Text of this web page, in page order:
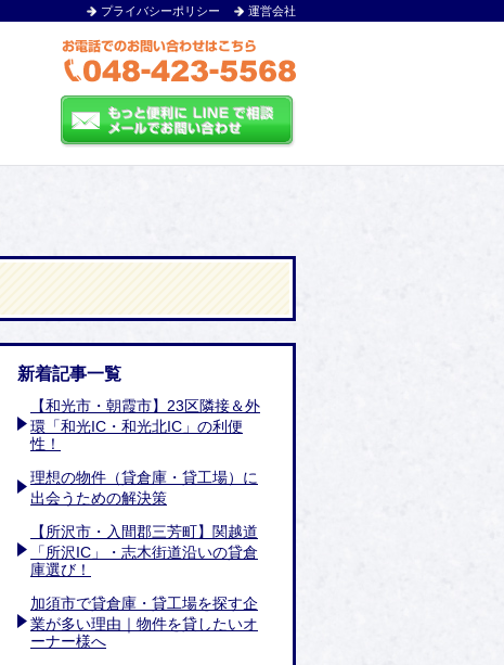
プライバシーポリシー 運営会社
新着記事一覧
【和光市・朝霞市】23区隣接＆外
環「和光IC・和光北IC」の利便
性！
理想の物件（貸倉庫・貸工場）に
出会うための解決策
【所沢市・入間郡三芳町】関越道
「所沢IC」・志木街道沿いの貸倉
庫選び！
加須市で貸倉庫・貸工場を探す企
業が多い理由｜物件を貸したいオ
ーナー様へ